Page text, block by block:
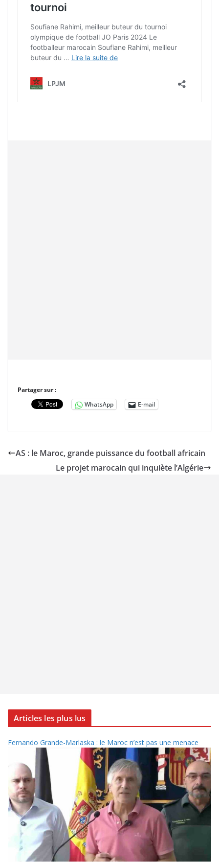
Partager sur :
WhatsApp
E-mail
AS : le Maroc, grande puissance du football africain
Le projet marocain qui inquiète l’Algérie
Articles les plus lus
Fernando Grande-Marlaska : le Maroc n’est pas une menace